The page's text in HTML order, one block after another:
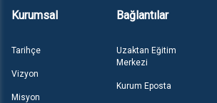
Kurumsal
Tarihçe
Vizyon
Misyon
Bağlantılar
Uzaktan Eğitim
Merkezi
Kurum Eposta